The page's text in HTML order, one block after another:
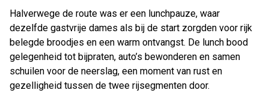
Halverwege de route was er een lunchpauze, waar
dezelfde gastvrije dames als bij de start zorgden voor rijk
belegde broodjes en een warm ontvangst. De lunch bood
gelegenheid tot bijpraten, auto’s bewonderen en samen
schuilen voor de neerslag, een moment van rust en
gezelligheid tussen de twee rijsegmenten door.